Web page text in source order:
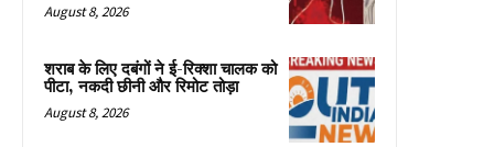
August 8, 2026
शराब के लिए दबंगों ने ई-रिक्शा चालक को
पीटा, नकदी छीनी और रिमोट तोड़ा
August 8, 2026